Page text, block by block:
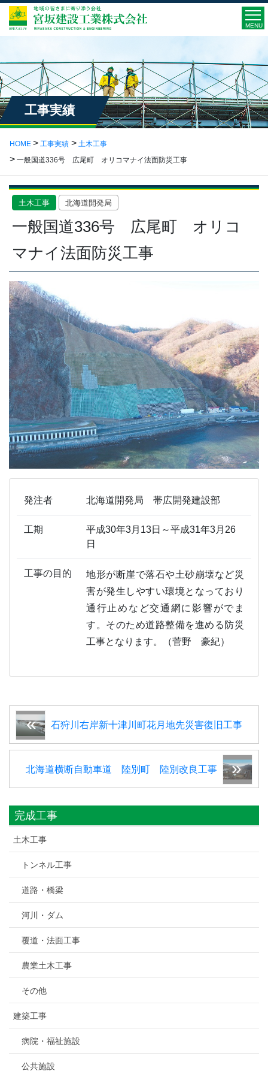
MENU
工事実績
HOME 工事実績
土木工事
一般国道336号 広尾町 オリコマナイ法面防災工事
土木工事 北海道開発局
一般国道336号 広尾町 オリコ
マナイ法面防災工事
発注者 北海道開発局 帯広開発建設部
工期
平成30年3月13日～平成31年3月26
日
工事の目的
地形が断崖で落石や土砂崩壊など災
害が発生しやすい環境となっており
通行止めなど交通網に影響がでま
す。そのため道路整備を進める防災
工事となります。（菅野 豪紀）
石狩川右岸新十津川町花月地先災害復旧工事
北海道横断自動車道 陸別町 陸別改良工事
完成工事
土木工事
トンネル工事
道路・橋梁
河川・ダム
覆道・法面工事
農業土木工事
その他
建築工事
病院・福祉施設
公共施設